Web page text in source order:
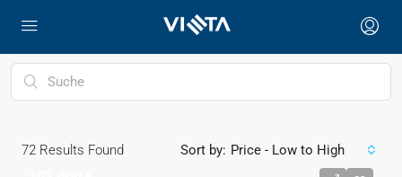
72 Results Found Sort by: Price - Low to High